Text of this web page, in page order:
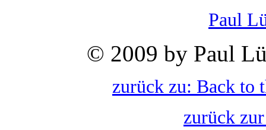
Paul
© 2009 by Paul
zurück zu: Back to
zurück